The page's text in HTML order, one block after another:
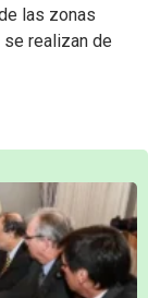
las zonas
realizan de